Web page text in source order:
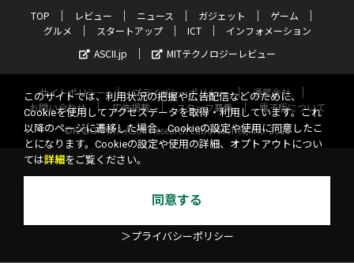
TOP レビュー ニュース ガジェット
ゲーム
グルメ
スタートアップ ICT
インフォメーション
ASCII.jp
MITテクノロジーレビュー
サイトポリシー プライバシーポリシー
運営会社
お問い合わせ
広告掲載 スタッフ募集
電子版について
©KADOKAWA ASCII Research Laboratories, Inc. 2026
このサイトでは、利用状況の把握や広告配信などのために、
Cookieを使用してアクセスデータを取得・利用しています。これ
以降のページに遷移した場合、Cookieの設定や使用に同意したこ
とになります。Cookieの設定や使用の詳細、オプトアウトについ
ては詳細 をご覧ください。
同意する
＞プライバシーポリシー